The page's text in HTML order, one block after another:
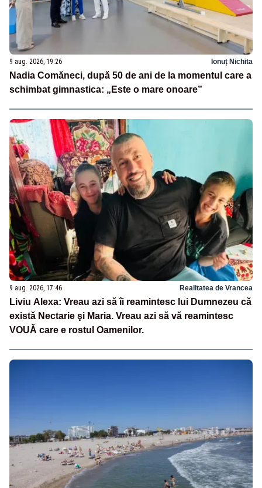
9 aug. 2026, 19:26 Ionuț Nichita
Nadia Comăneci, după 50 de ani de la momentul care a
schimbat gimnastica: „Este o mare onoare”
9 aug. 2026, 17:46 Realitatea de Vrancea
Liviu Alexa: Vreau azi sǎ îi reamintesc lui Dumnezeu cǎ
existǎ Nectarie şi Maria. Vreau azi sǎ vǎ reamintesc
VOUǍ care e rostul Oamenilor.